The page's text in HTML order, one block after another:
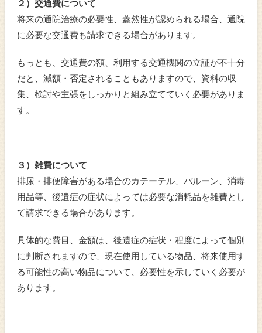
２）交通費について
将来の通院治療の必要性、蓋然性が認められる場合、通院
に必要な交通費も請求できる場合があります。
もっとも、交通費の額、利用する交通機関の立証が不十分
だと、減額・否定されることもありますので、資料の収
集、検討や主張をしっかりと組み立てていく必要がありま
す。
３）雑費について
排尿・排便障害がある場合のカテーテル、バルーン、消毒
用品等、後遺症の症状によっては必要な消耗品を雑費とし
て請求できる場合があります。
具体的な費目、金額は、後遺症の症状・程度によって個別
に判断されますので、現在使用している物品、将来使用す
る可能性の高い物品について、必要性を示していく必要が
あります。